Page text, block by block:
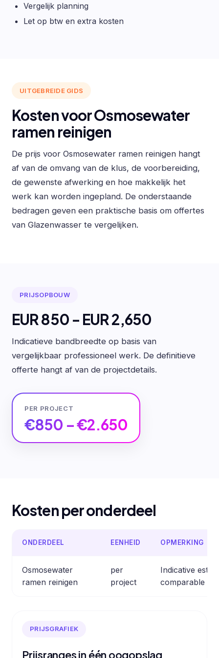
Vergelijk planning
Let op btw en extra kosten
UITGEBREIDE GIDS
Kosten voor Osmosewater
ramen reinigen
De prijs voor Osmosewater ramen reinigen hangt
af van de omvang van de klus, de voorbereiding,
de gewenste afwerking en hoe makkelijk het
werk kan worden ingepland. De onderstaande
bedragen geven een praktische basis om offertes
van Glazenwasser te vergelijken.
PRIJSOPBOUW
EUR 850 - EUR 2,650
Indicatieve bandbreedte op basis van
vergelijkbaar professioneel werk. De definitieve
offerte hangt af van de projectdetails.
PER PROJECT
€850 – €2.650
Kosten per onderdeel
ONDERDEEL EENHEID OPMERKING
Osmosewater
ramen reinigen
per
project
Indicative
comparable
PRIJSGRAFIEK
Prijsranges in één oogopslag